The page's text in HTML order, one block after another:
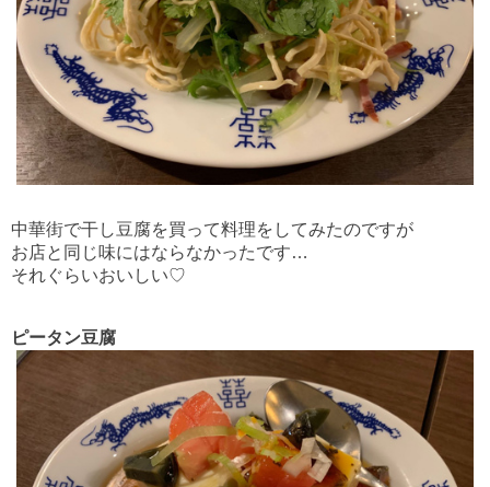
中華街で干し豆腐を買って料理をしてみたのですが
お店と同じ味にはならなかったです…
それぐらいおいしい♡
ピータン豆腐